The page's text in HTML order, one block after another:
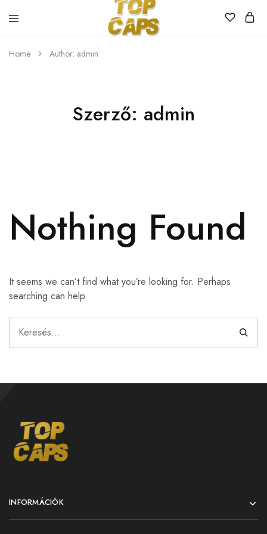
Top
Caps
Egyedi
emblémázott
Home Author: admin
Szerző: admin
Nothing Found
It seems we can’t find what you’re looking for. Perhaps
searching can help.
INFORMÁCIÓK